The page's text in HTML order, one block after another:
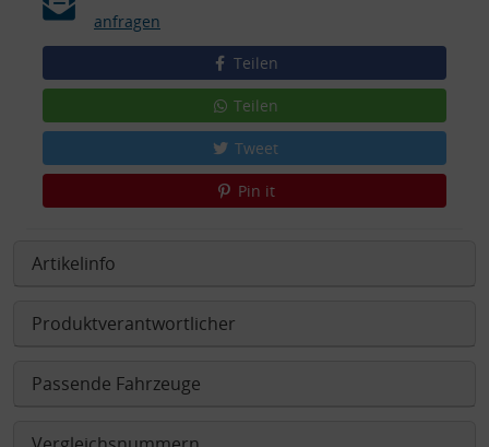
anfragen
Teilen
Teilen
Tweet
Pin it
Artikelinfo
Produktverantwortlicher
Passende Fahrzeuge